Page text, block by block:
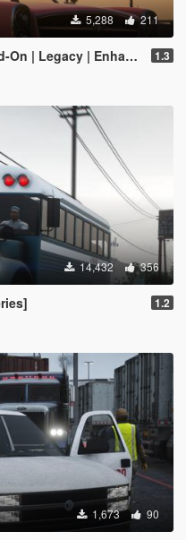
5,288 211
| Legacy | Enhanced] 1.3
14,432 356
1.2
1,673 90